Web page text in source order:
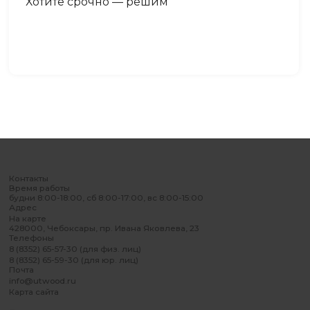
Контакты
Время работы
будни 8:00-18:00, сб 8:00-17:00, вс 8:00-15:00
Адрес
На карте
428000, Чебоксары, пр. Ивана Яковлева, 23
Телефоны
8 (8352) 65-57-30 (для физ. лиц)
8 (8352) 65-59-30 (для юр. лиц)
Почта
info@utwood.ru
Карта сайта